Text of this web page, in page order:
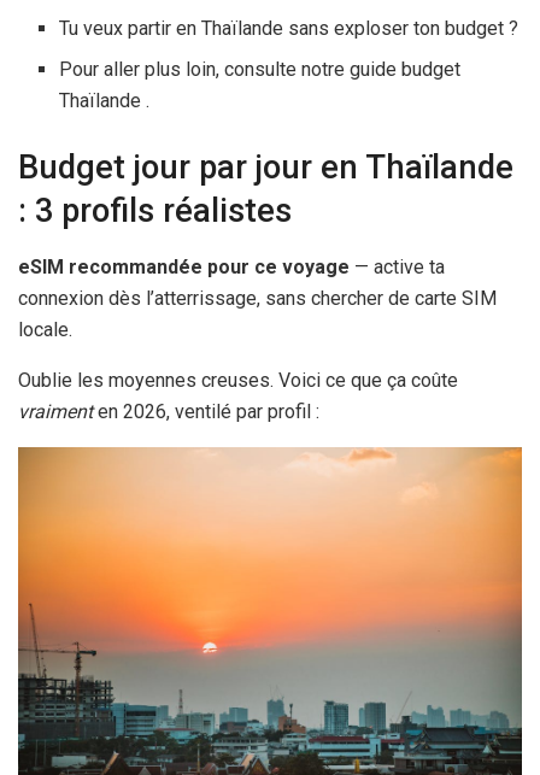
Tu veux partir en Thaïlande sans exploser ton budget ?
Pour aller plus loin, consulte notre guide budget
Thaïlande .
Budget jour par jour en Thaïlande
: 3 profils réalistes
eSIM recommandée pour ce voyage — active ta
connexion dès l’atterrissage, sans chercher de carte SIM
locale.
Oublie les moyennes creuses. Voici ce que ça coûte
vraimenten 2026, ventilé par profil :